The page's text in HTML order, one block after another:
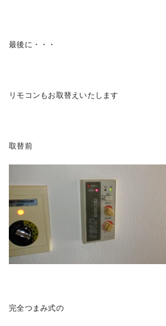
最後に・・・
リモコンもお取替えいたします
取替前
完全つまみ式の